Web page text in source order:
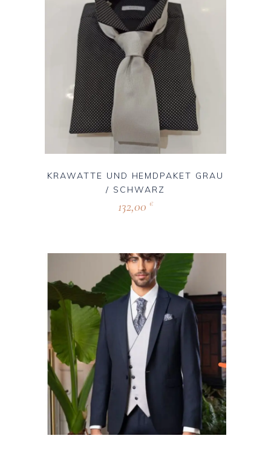
KRAWATTE UND HEMDPAKET GRAU
/ SCHWARZ
132,00 €